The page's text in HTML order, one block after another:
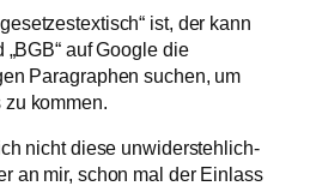
ist, der kann
„BGB“ auf Google die
Paragraphen suchen, um
kommen.
nicht diese unwiderstehlich-
an mir, schon mal der Einlass